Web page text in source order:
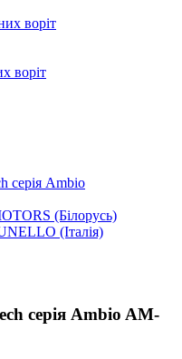
воріт
воріт
серія Ambio
(Білорусь)
(Італія)
серія Ambio AM-